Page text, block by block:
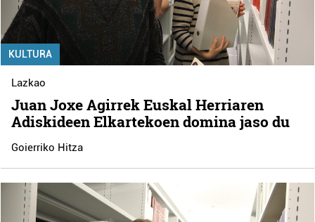
KULTURA
Lazkao
Juan Joxe Agirrek Euskal Herriaren
Adiskideen Elkartekoen domina jaso du
Goierriko Hitza